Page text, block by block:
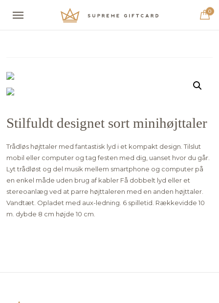
0
Stilfuldt designet sort minihøjttaler
Trådløs højttaler med fantastisk lyd i et kompakt design. Tilslut
mobil eller computer og tag festen med dig, uanset hvor du går.
Lyt trådløst og del musik mellem smartphone og computer på
en enkel måde uden brug af kabler Få dobbelt lyd eller et
stereoanlæg ved at parre højttaleren med en anden højttaler.
Vandtæt. Opladet med aux-ledning. 6 spilletid. Rækkevidde 10
m. dybde 8 cm højde 10 cm.